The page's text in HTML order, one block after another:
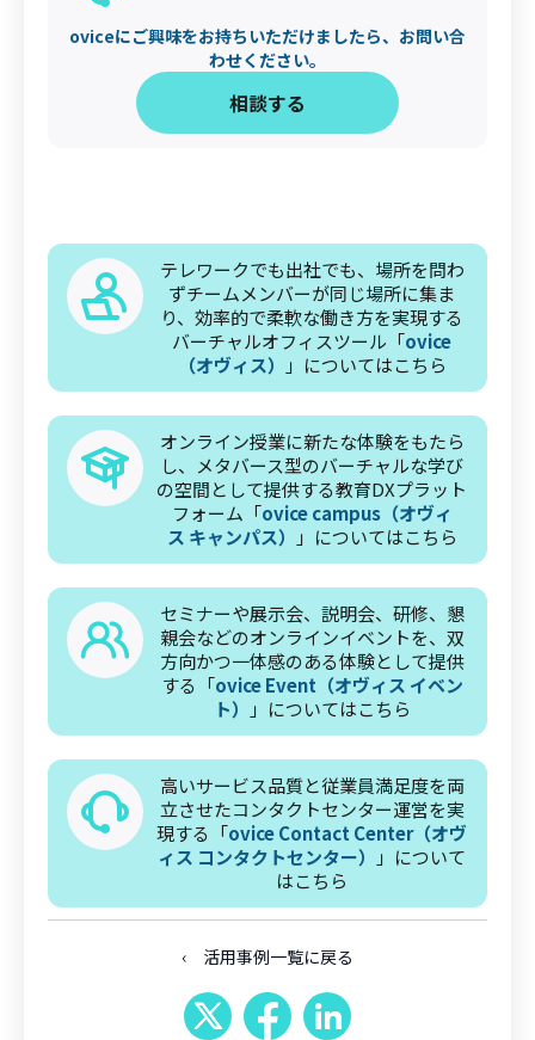
oviceにご興味をお持ちいただけましたら、お問い合
わせください。
‍相談する
テレワークでも出社でも、場所を問わ
ずチームメンバーが同じ場所に集ま
り、効率的で柔軟な働き方を実現する
バーチャルオフィスツール「ovice
（オヴィス）
」についてはこちら
オンライン授業に新たな体験をもたら
し、メタバース型のバーチャルな学び
の空間として提供する教育DXプラット
フォーム「ovice campus（オヴィ
ス キャンパス）
」についてはこちら
セミナーや展示会、説明会、研修、懇
親会などのオンラインイベントを、双
方向かつ一体感のある体験として提供
する「ovice Event（オヴィス イベン
ト）
」についてはこちら
高いサービス品質と従業員満足度を両
立させたコンタクトセンター運営を実
現する「ovice Contact Center（オヴ
ィス コンタクトセンター）
」について
はこちら
‹ 活用事例一覧に戻る